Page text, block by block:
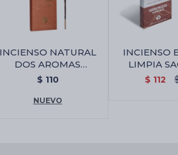
NATURAL
DOS AROMAS
MADRE X8 -
$ 110
NUEVO
INCIENSO
LIMPIA
MADRE X4 -
$ 112